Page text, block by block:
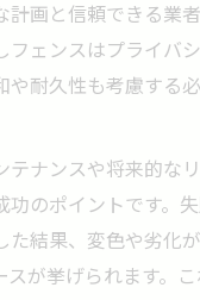
計画と信頼できる業
フェンスはプライバ
や耐久性も考慮する
テナンスや将来的な
のポイントです。失
た結果、変色や劣化
スが挙げられます。